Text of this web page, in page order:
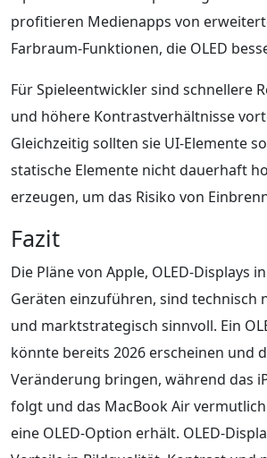
profitieren Medienapps von
Farbraum-Funktionen, die OLED
Für Spieleentwickler sind schnellere
und höhere Kontrastverhältnisse
Gleichzeitig sollten sie UI-Elemente
statische Elemente nicht dauerhaft
erzeugen, um das Risiko von
Fazit
Die Pläne von Apple, OLED-Displays
Geräten einzuführen, sind technisch
und marktstrategisch sinnvoll. Ein
könnte bereits 2026 erscheinen und
Veränderung bringen, während das
folgt und das MacBook Air
eine OLED-Option erhält. OLED-